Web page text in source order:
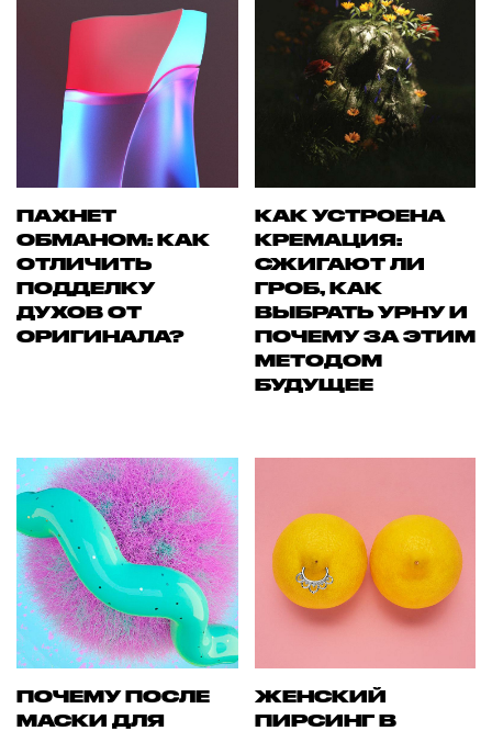
ПАХНЕТ
ОБМАНОМ: КАК
ОТЛИЧИТЬ
ПОДДЕЛКУ
ДУХОВ ОТ
ОРИГИНАЛА?
КАК УСТРОЕНА
КРЕМАЦИЯ:
СЖИГАЮТ ЛИ
ГРОБ, КАК
ВЫБРАТЬ УРНУ И
ПОЧЕМУ ЗА ЭТИМ
МЕТОДОМ
БУДУЩЕЕ
ПОЧЕМУ ПОСЛЕ
МАСКИ ДЛЯ
ЖЕНСКИЙ
ПИРСИНГ В